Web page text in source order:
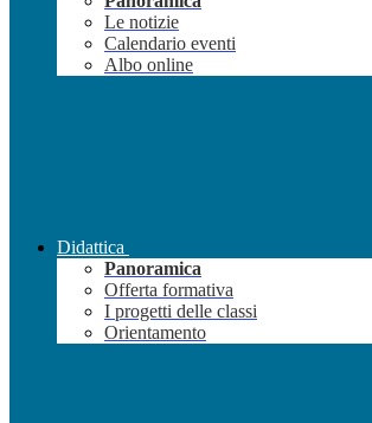
Le notizie
Calendario eventi
Albo online
Didattica
Panoramica
Offerta formativa
I progetti delle classi
Orientamento